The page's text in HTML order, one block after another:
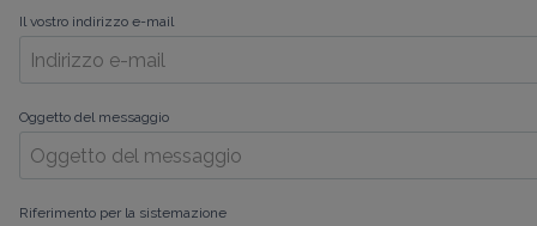
Il vostro indirizzo e-mail
Oggetto del messaggio
Riferimento per la sistemazione